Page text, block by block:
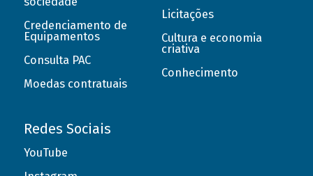
Credenciamento de
Equipamentos
Consulta PAC
Moedas contratuais
Licitações
Cultura e economia
criativa
Conhecimento
Redes Sociais
YouTube